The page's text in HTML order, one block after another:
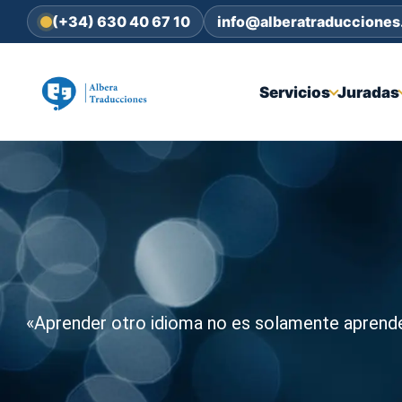
(+34) 630 40 67 10
Servicios Juradas
«Aprender otro idioma no es solamente